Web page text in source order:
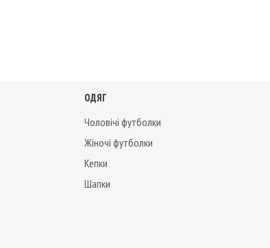
ОДЯГ
Чоловічі футболки
Жіночі футболки
Кепки
Шапки